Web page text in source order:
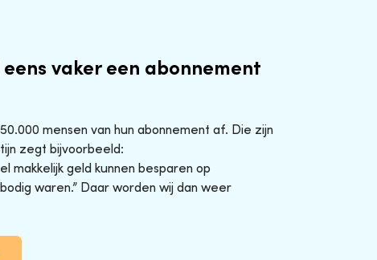
vaker een abonnement
mensen van hun abonnement af. Die zijn
zegt bijvoorbeeld:
makkelijk geld kunnen besparen op
waren.” Daar worden wij dan weer